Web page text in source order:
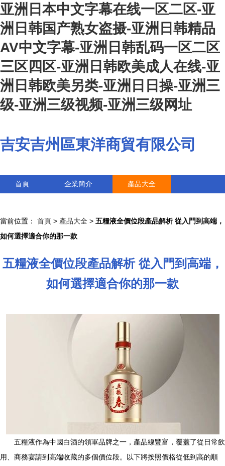
亚洲日本中文字幕在线一区二区-亚
洲日韩国产熟女盗摄-亚洲日韩精品
AV中文字幕-亚洲日韩乱码一区二区
三区四区-亚洲日韩欧美成人在线-亚
洲日韩欧美另类-亚洲日日操-亚洲三
级-亚洲三级视频-亚洲三级网址
吉安吉州區東洋商貿有限公司
首頁 企業簡介 產品大全
當前位置： 首頁 > 產品大全 > 五糧液全價位段產品解析 從入門到高端，
如何選擇適合你的那一款
五糧液全價位段產品解析 從入門到高端，
如何選擇適合你的那一款
五糧液作為中國白酒的領軍品牌之一，產品線豐富，覆蓋了從日常飲
用、商務宴請到高端收藏的多個價位段。以下將按照價格從低到高的順